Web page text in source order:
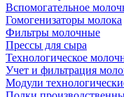
Вспомогательное
Гомогенизаторы молока
Фильтры молочные
Прессы для сыра
Технологическое
Учет и фильтрация
Модули